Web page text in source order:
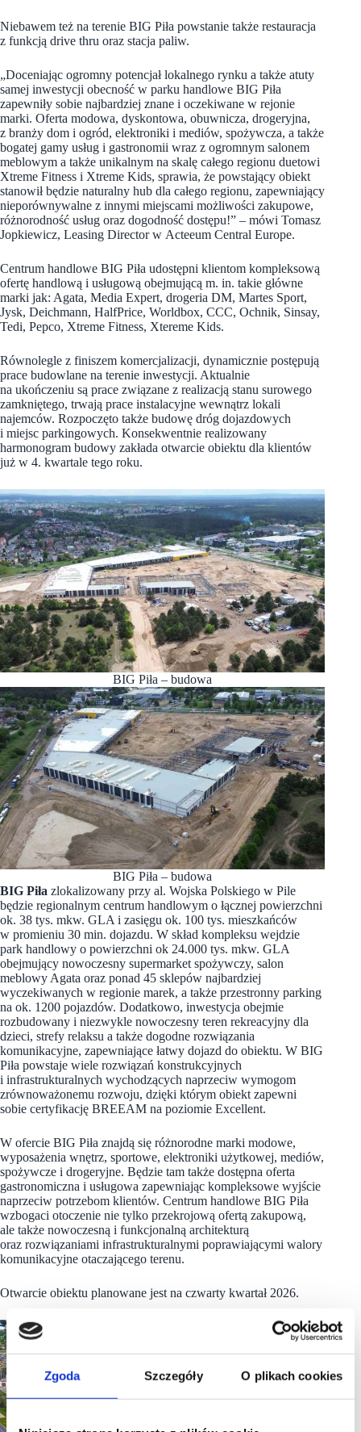
Zgoda Szczegóły O plikach cookies
Niebawem też na terenie BIG Piła powstanie także restauracja
z funkcją drive thru oraz stacja paliw.
„Doceniając ogromny potencjał lokalnego rynku a także atuty
samej inwestycji obecność w parku handlowe BIG Piła
zapewniły sobie najbardziej znane i oczekiwane w rejonie
marki. Oferta modowa, dyskontowa, obuwnicza, drogeryjna,
z branży dom i ogród, elektroniki i mediów, spożywcza, a także
bogatej gamy usług i gastronomii wraz z ogromnym salonem
meblowym a także unikalnym na skalę całego regionu duetowi
Xtreme Fitness i Xtreme Kids, sprawia, że powstający obiekt
stanowił będzie naturalny hub dla całego regionu, zapewniający
nieporównywalne z innymi miejscami możliwości zakupowe,
różnorodność usług oraz dogodność dostępu!” – mówi Tomasz
Jopkiewicz, Leasing Director w Acteeum Central Europe.
Centrum handlowe BIG Piła udostępni klientom kompleksową
ofertę handlową i usługową obejmującą m. in. takie główne
marki jak: Agata, Media Expert, drogeria DM, Martes Sport,
Jysk, Deichmann, HalfPrice, Worldbox, CCC, Ochnik, Sinsay,
Tedi, Pepco, Xtreme Fitness, Xtereme Kids.
Równolegle z finiszem komercjalizacji, dynamicznie postępują
prace budowlane na terenie inwestycji. Aktualnie
na ukończeniu są prace związane z realizacją stanu surowego
zamkniętego, trwają prace instalacyjne wewnątrz lokali
najemców. Rozpoczęto także budowę dróg dojazdowych
i miejsc parkingowych. Konsekwentnie realizowany
harmonogram budowy zakłada otwarcie obiektu dla klientów
już w 4. kwartale tego roku.
BIG Piła – budowa
BIG Piła – budowa
BIG Piła zlokalizowany przy al. Wojska Polskiego w Pile
będzie regionalnym centrum handlowym o łącznej powierzchni
ok. 38 tys. mkw. GLA i zasięgu ok. 100 tys. mieszkańców
w promieniu 30 min. dojazdu. W skład kompleksu wejdzie
park handlowy o powierzchni ok 24.000 tys. mkw. GLA
obejmujący nowoczesny supermarket spożywczy, salon
meblowy Agata oraz ponad 45 sklepów najbardziej
wyczekiwanych w regionie marek, a także przestronny parking
na ok. 1200 pojazdów. Dodatkowo, inwestycja obejmie
rozbudowany i niezwykle nowoczesny teren rekreacyjny dla
dzieci, strefy relaksu a także dogodne rozwiązania
komunikacyjne, zapewniające łatwy dojazd do obiektu. W BIG
Piła powstaje wiele rozwiązań konstrukcyjnych
i infrastrukturalnych wychodzących naprzeciw wymogom
zrównoważonemu rozwoju, dzięki którym obiekt zapewni
sobie certyfikację BREEAM na poziomie Excellent.
W ofercie BIG Piła znajdą się różnorodne marki modowe,
wyposażenia wnętrz, sportowe, elektroniki użytkowej, mediów,
spożywcze i drogeryjne. Będzie tam także dostępna oferta
gastronomiczna i usługowa zapewniając kompleksowe wyjście
naprzeciw potrzebom klientów. Centrum handlowe BIG Piła
wzbogaci otoczenie nie tylko przekrojową ofertą zakupową,
ale także nowoczesną i funkcjonalną architekturą
oraz rozwiązaniami infrastrukturalnymi poprawiającymi walory
komunikacyjne otaczającego terenu.
Otwarcie obiektu planowane jest na czwarty kwartał 2026.